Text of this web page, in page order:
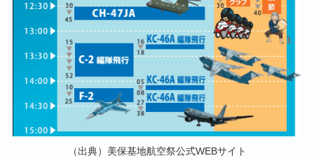
（出典）美保基地航空祭公式WEBサイト